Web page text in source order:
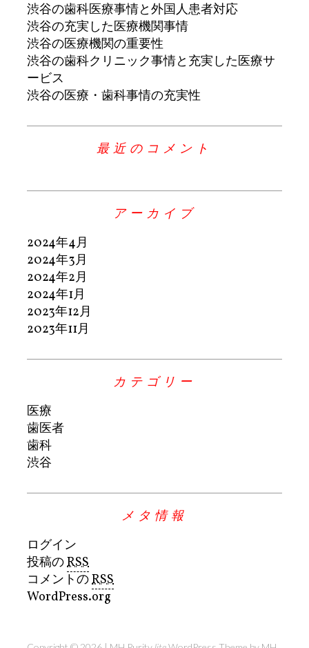
渋谷の歯科医療事情と外国人患者対応
渋谷の充実した医療機関事情
渋谷の医療機関の重要性
渋谷の歯科クリニック事情と充実した医療サ
ービス
渋谷の医療・歯科事情の充実性
最近のコメント
アーカイブ
2024年4月
2024年3月
2024年2月
2024年1月
2023年12月
2023年11月
カテゴリー
医療
歯医者
歯科
渋谷
メタ情報
ログイン
投稿のRSS
コメントのRSS
WordPress.org